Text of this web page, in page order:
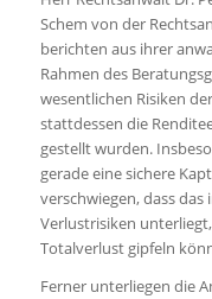
Schem von der
berichten aus ihrer
Rahmen des
wesentlichen Risiken
stattdessen die
gestellt wurden.
gerade eine sichere
verschwiegen, dass
Verlustrisiken
Totalverlust gipfeln
Ferner unterliegen die